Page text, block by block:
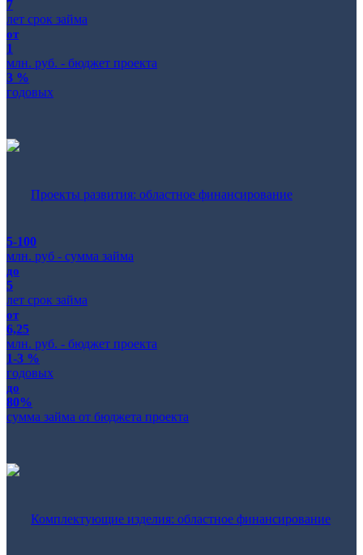
7
лет срок займа
от
1
млн. руб. - бюджет проекта
3 %
годовых
Проекты развития: областное финансирование
5-100
млн. руб - сумма займа
до
5
лет срок займа
от
6,25
млн. руб. - бюджет проекта
1-3 %
годовых
до
80%
сумма займа от бюджета проекта
Комплектующие изделия: областное финансирование